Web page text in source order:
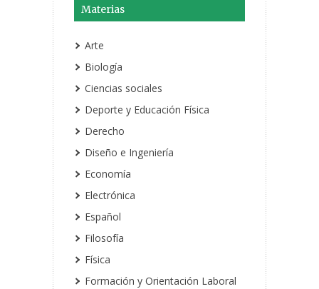
Materias
Arte
Biología
Ciencias sociales
Deporte y Educación Física
Derecho
Diseño e Ingeniería
Economía
Electrónica
Español
Filosofía
Física
Formación y Orientación Laboral